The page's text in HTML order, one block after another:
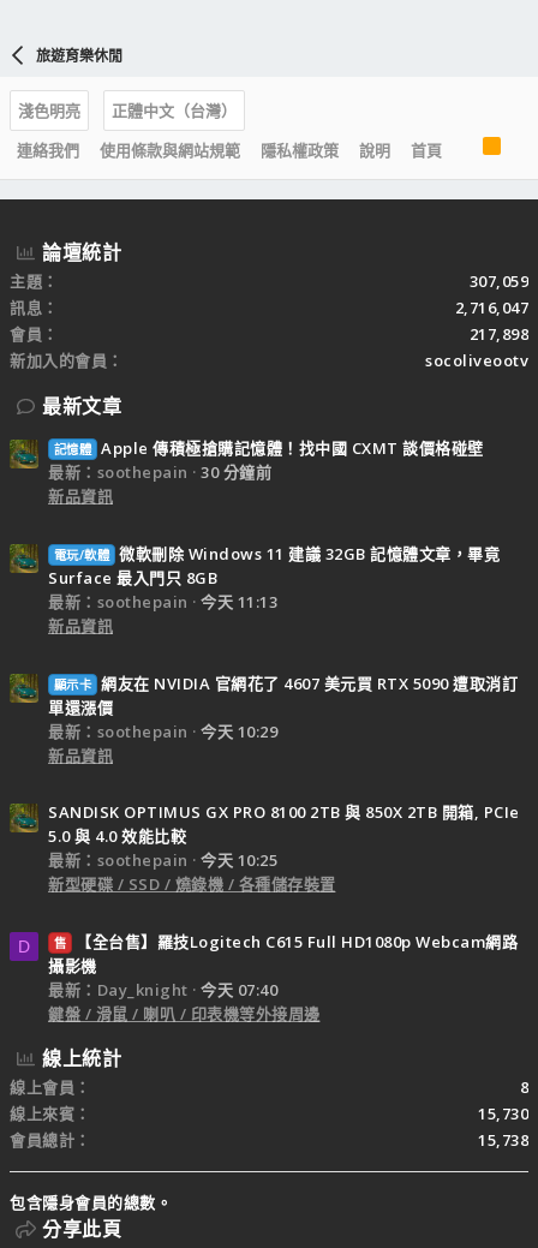
旅遊育樂休閒
淺色明亮
正體中文（台灣）
連絡我們
使用條款與網站規範 隱私權政策 說明 首頁
R
S
S
論壇統計
主題
307,059
訊息
2,716,047
會員
217,898
新加入的會員
socoliveootv
最新文章
記憶體 Apple 傳積極搶購記憶體！找中國 CXMT 談價格碰壁
最新：soothepain
30 分鐘前
新品資訊
電玩/軟體 微軟刪除 Windows 11 建議 32GB 記憶體文章，畢竟
Surface 最入門只 8GB
最新：soothepain
今天 11:13
新品資訊
顯示卡 網友在 NVIDIA 官網花了 4607 美元買 RTX 5090 遭取消訂
單還漲價
最新：soothepain
今天 10:29
新品資訊
SANDISK OPTIMUS GX PRO 8100 2TB 與 850X 2TB 開箱, PCIe
5.0 與 4.0 效能比較
最新：soothepain
今天 10:25
新型硬碟 / SSD / 燒錄機 / 各種儲存裝置
D 售
【全台售】羅技Logitech C615 Full HD1080p Webcam網路
攝影機
最新：Day_knight
今天 07:40
鍵盤 / 滑鼠 / 喇叭 / 印表機等外接周邊
線上統計
線上會員
8
線上來賓
15,730
會員總計
15,738
包含隱身會員的總數。
分享此頁